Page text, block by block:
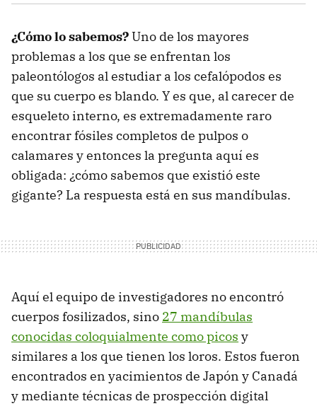
¿Cómo lo sabemos?Uno de los mayores
problemas a los que se enfrentan los
paleontólogos al estudiar a los cefalópodos es
que su cuerpo es blando. Y es que, al carecer de
esqueleto interno, es extremadamente raro
encontrar fósiles completos de pulpos o
calamares y entonces la pregunta aquí es
obligada: ¿cómo sabemos que existió este
gigante? La respuesta está en sus mandíbulas.
Aquí el equipo de investigadores no encontró
cuerpos fosilizados, sino 27 mandíbulas
conocidas coloquialmente como picos y
similares a los que tienen los loros. Estos fueron
encontrados en yacimientos de Japón y Canadá
y mediante técnicas de prospección digital